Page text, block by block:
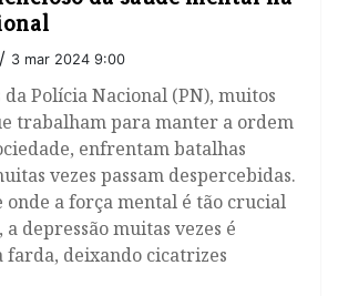
/ 3 mar 2024 9:00
Polícia Nacional (PN), muitos
trabalham para manter a ordem
enfrentam batalhas
vezes passam despercebidas.
a força mental é tão crucial
depressão muitas vezes é
farda, deixando cicatrizes